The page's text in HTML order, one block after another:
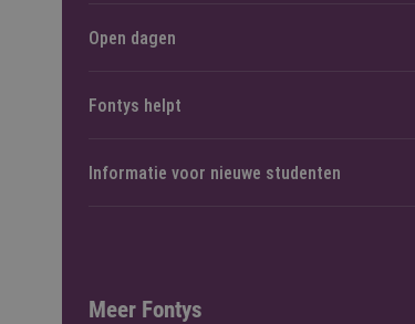
Open dagen
Fontys helpt
Informatie voor nieuwe studenten
Meer Fontys